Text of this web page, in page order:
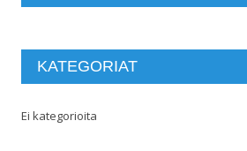
KATEGORIAT
Ei kategorioita